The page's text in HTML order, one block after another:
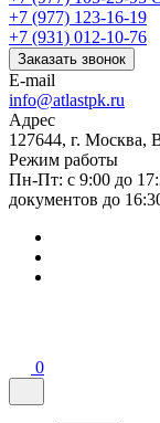
+7 (977) 123-16-19
+7 (931) 012-10-76
Заказать звонок
E-mail
info@atlastpk.ru
Адрес
127644, г. Москва,
Режим работы
Пн-Пт: с 9:00 до
документов до
0